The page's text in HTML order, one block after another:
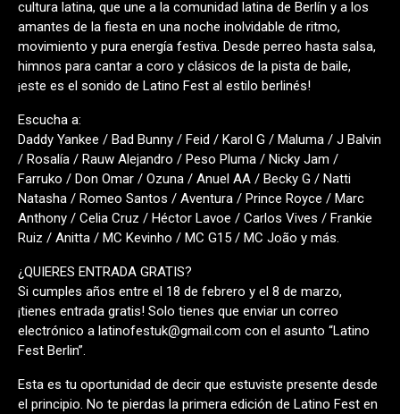
cultura latina, que une a la comunidad latina de Berlín y a los
amantes de la fiesta en una noche inolvidable de ritmo,
movimiento y pura energía festiva. Desde perreo hasta salsa,
himnos para cantar a coro y clásicos de la pista de baile,
¡este es el sonido de Latino Fest al estilo berlinés!
Escucha a:
Daddy Yankee / Bad Bunny / Feid / Karol G / Maluma / J Balvin
/ Rosalía / Rauw Alejandro / Peso Pluma / Nicky Jam /
Farruko / Don Omar / Ozuna / Anuel AA / Becky G / Natti
Natasha / Romeo Santos / Aventura / Prince Royce / Marc
Anthony / Celia Cruz / Héctor Lavoe / Carlos Vives / Frankie
Ruiz / Anitta / MC Kevinho / MC G15 / MC João y más.
¿QUIERES ENTRADA GRATIS?
Si cumples años entre el 18 de febrero y el 8 de marzo,
¡tienes entrada gratis! Solo tienes que enviar un correo
electrónico a latinofestuk@gmail.com con el asunto “Latino
Fest Berlin”.
Esta es tu oportunidad de decir que estuviste presente desde
el principio. No te pierdas la primera edición de Latino Fest en